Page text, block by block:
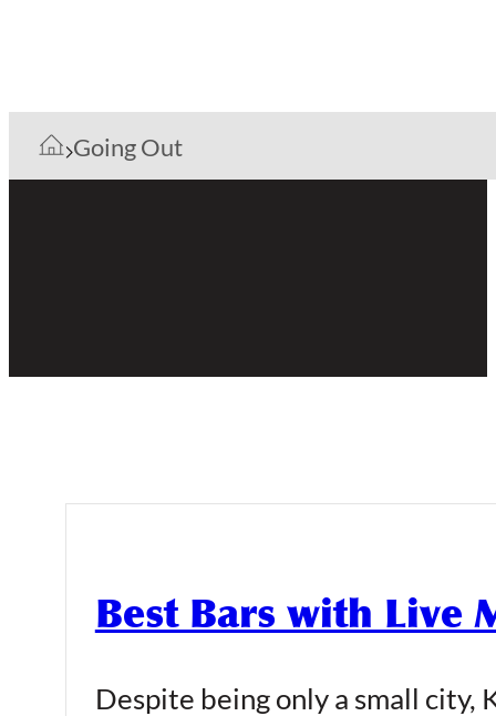
Going Out
Best Bars with Live
Despite being only a small city,